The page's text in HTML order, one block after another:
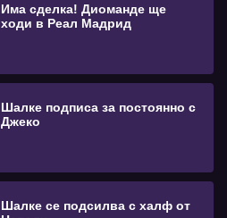
Има сделка! Диоманде ще
ходи в Реал Мадрид
Шалке подписа за постоянно с
Джеко
Шалке се подсилва с халф от